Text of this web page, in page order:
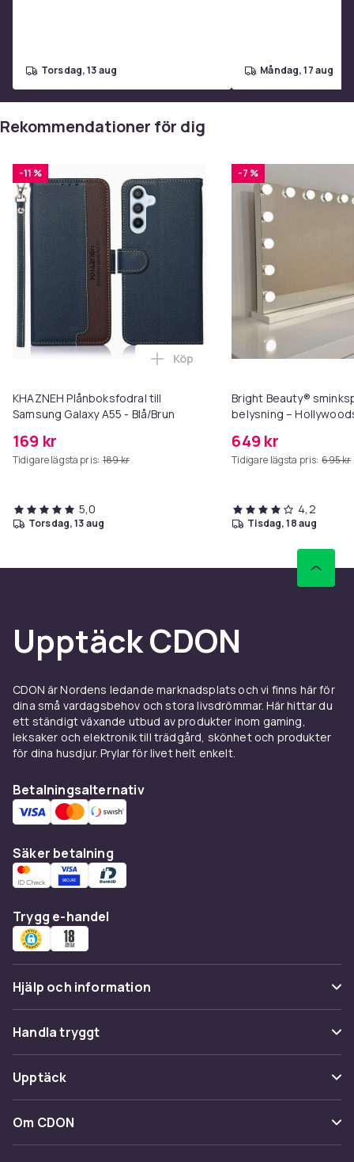
torsdag, 13 aug måndag, 17 aug
Rekommendationer för dig
-11 %
KHAZNEH Plånboksfodral till
Samsung Galaxy A55 - Blå/Brun
169 kr
Tidigare lägsta pris: 189 kr
Lägg till KHAZNEH
Köp
5,0
torsdag, 13 aug
-7 %
Bright Beauty®
belysning –
ljusfärger – Dimbar –
USB-laddningsport –
649 kr
Tidigare lägsta pris: 695 kr
4,2
tisdag, 18 aug
Upptäck CDON
CDON är Nordens ledande marknadsplats och vi finns här för
dina små vardagsbehov och stora livsdrömmar. Här hittar du
ett ständigt växande utbud av produkter inom gaming,
leksaker och elektronik till trädgård, skönhet och produkter
för dina husdjur. Prylar för livet helt enkelt.
Betalningsalternativ
Säker betalning
Trygg e-handel
Hjälp och information
Vanliga frågor
Spåra paket
Ångra & Returnera här
Kundservice
Handla tryggt
Betalning
Leverans
Upptäck
Kategorier
Varumärken
Om CDON